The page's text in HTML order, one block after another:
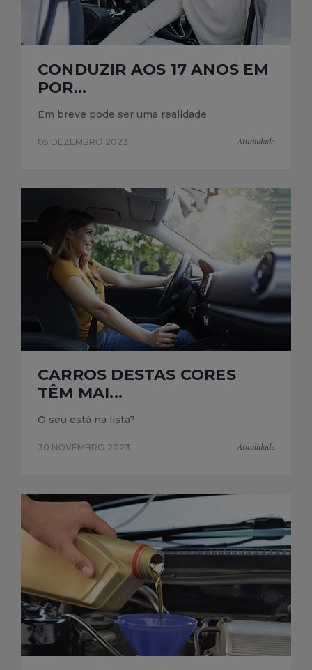
CONDUZIR AOS 17 ANOS EM
POR...
Em breve pode ser uma realidade
05 DEZEMBRO 2023 Atualidade
CARROS DESTAS CORES
TÊM MAI...
O seu está na lista?
30 NOVEMBRO 2023 Atualidade